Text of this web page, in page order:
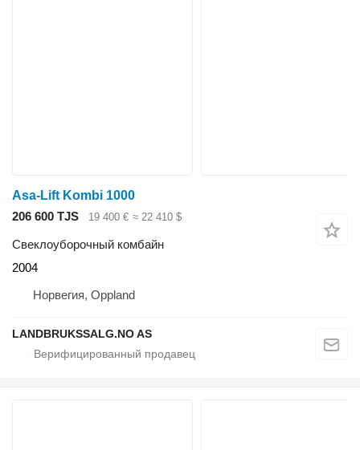
Asa-Lift Kombi 1000
206 600 TJS
19 400 € ≈ 22 410 $
Свеклоуборочный комбайн
2004
Норвегия, Oppland
LANDBRUKSSALG.NO AS